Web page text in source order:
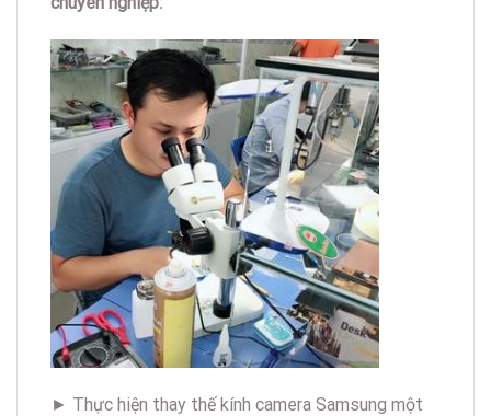
► Thực hiện thay thế kính camera Samsung một